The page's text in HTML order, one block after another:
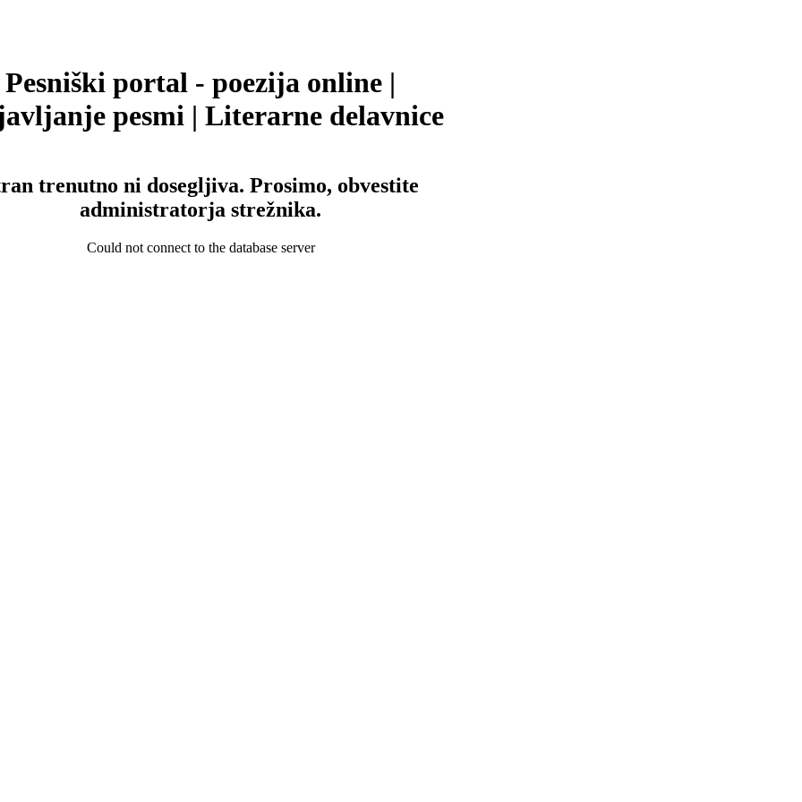
Pesniški portal - poezija online |
pesmi | Literarne delavnice
trenutno ni dosegljiva. Prosimo, obvestite
administratorja strežnika.
Could not connect to the database server